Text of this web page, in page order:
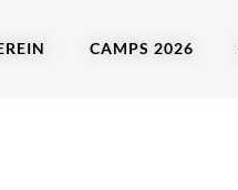
CAMPS 2026